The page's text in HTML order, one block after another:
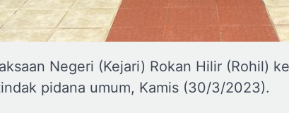
Negeri (Kejari) Rokan Hilir (Rohil)
pidana umum, Kamis (30/3/2023).